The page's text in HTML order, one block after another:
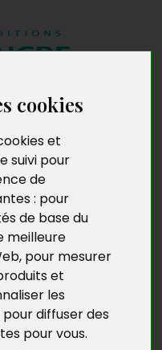
cookies
et
suivi pour
de
: pour
de base du
meilleure
, pour mesurer
et
les
pour diffuser des
pour vous.
Pascal Ngabo est
international » à
L’écriture est
depuis
dans le roman,
qui lui sont chers.
roman publié.